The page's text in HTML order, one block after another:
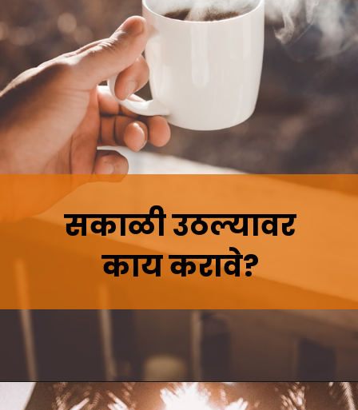
सकाळी उठल्यावर
काय करावे?